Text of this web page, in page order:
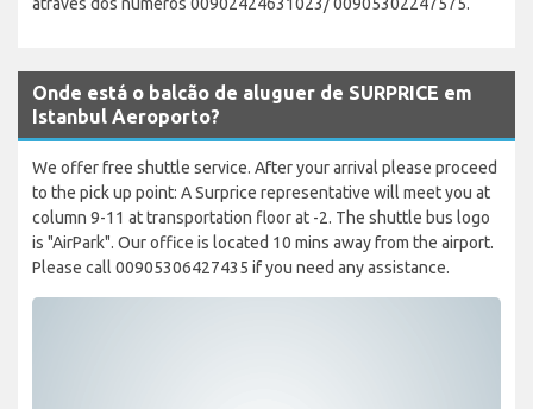
Onde está o balcão de aluguer de SURPRICE em
Istanbul Aeroporto?
We offer free shuttle service. After your arrival please proceed
to the pick up point: A Surprice representative will meet you at
column 9-11 at transportation floor at -2. The shuttle bus logo
is "AirPark". Our office is located 10 mins away from the airport.
Please call 00905306427435 if you need any assistance.